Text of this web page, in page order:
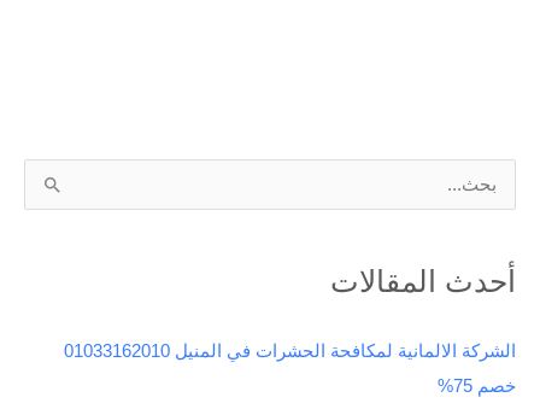
ب
حأحدث المقالات
الشركة الالمانية لمكافحة الحشرات في المنيل 01033162010
خصم 75%